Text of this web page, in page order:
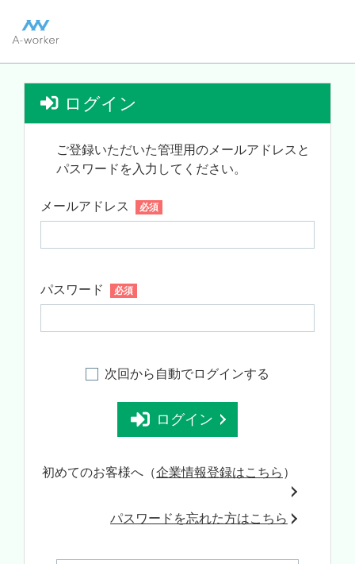
ログイン
ご登録いただいた管理用のメールアドレスと
パスワードを入力してください。
メールアドレス 必須
パスワード 必須
次回から自動でログインする
ログイン
初めてのお客様へ（企業情報登録はこちら ）
パスワードを忘れた方はこちら